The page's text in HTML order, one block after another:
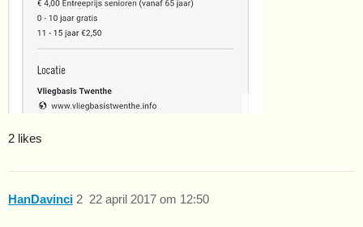
2 likes
HanDavinci 22 april 2017 om 12:50
2